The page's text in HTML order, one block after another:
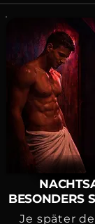
BESONDERS
Je später